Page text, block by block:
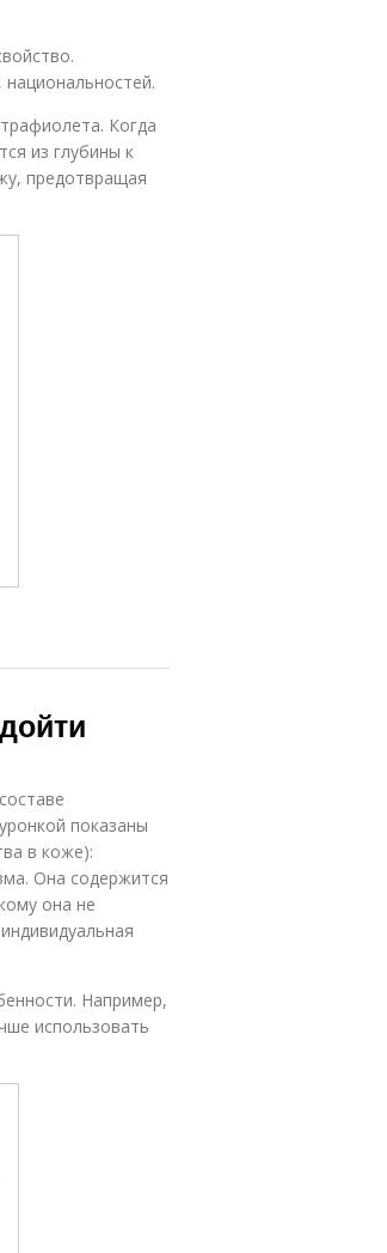
Когда
из глубины к
предотвращая
показаны
в коже):
Она содержится
она не
Например,
использовать